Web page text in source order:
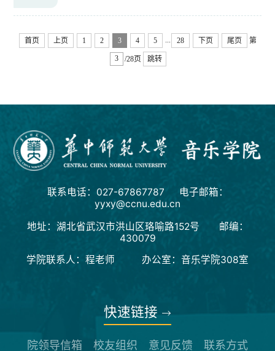
首页 上页 1 2 3 4 5 28 下页 尾页 第
/28页 跳转
联系电话：027-67867787 电子邮箱：
yyxy@ccnu.edu.cn
地址：湖北省武汉市洪山区珞喻路152号 邮编：
430079
学院联系人：程老师 办公室：音乐学院308室
快速链接
院领导信箱 校友组织 意见反馈 联系方式